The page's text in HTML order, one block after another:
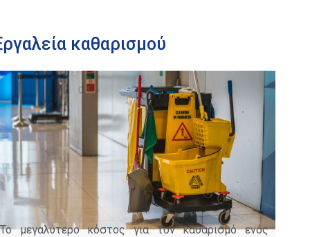
καθαρισμού
Το μεγαλύτερο κόστος για τον καθαρισμό ενός